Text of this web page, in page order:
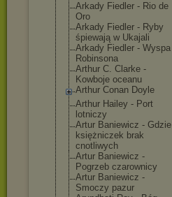
Arkady Fiedler - Rio de
Oro
Arkady Fiedler - Ryby
śpiewają w Ukajali
Arkady Fiedler - Wyspa
Robinsona
Arthur C. Clarke -
Kowboje oceanu
Arthur Conan Doyle
Arthur Hailey - Port
lotniczy
Artur Baniewicz - Gdzie
księżniczek brak
cnotliwych
Artur Baniewicz -
Pogrzeb czarownicy
Artur Baniewicz -
Smoczy pazur